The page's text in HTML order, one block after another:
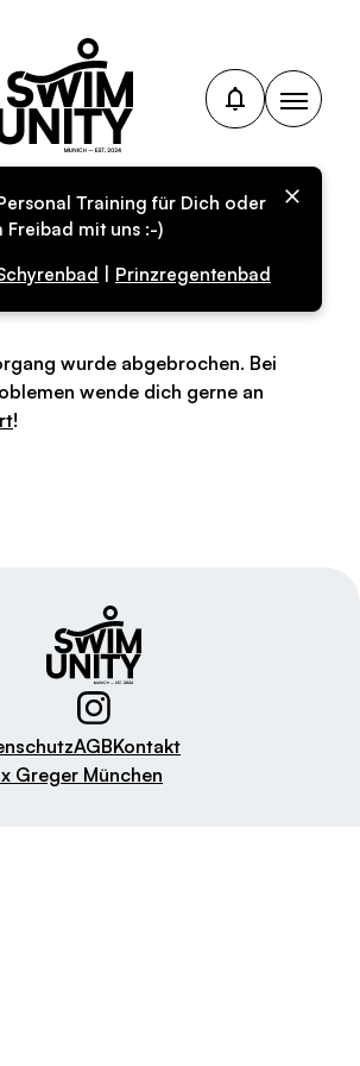
Training für Dich oder
Freibad mit uns :-)
Prinzregentenbad
abgebrochen
wurde abgebrochen. Bei
wende dich gerne an
!
AGBKontakt
Greger München